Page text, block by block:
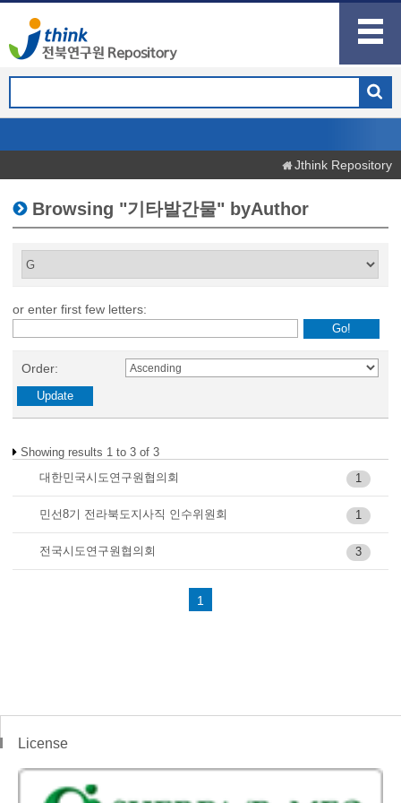
Jthink Repository
Browsing "기타발간물" byAuthor
or enter first few letters:
Order:
Showing results 1 to 3 of 3
1
대한민국시도연구원협의회
1
민선8기 전라북도지사직 인수위원회
3
전국시도연구원협의회
1
License